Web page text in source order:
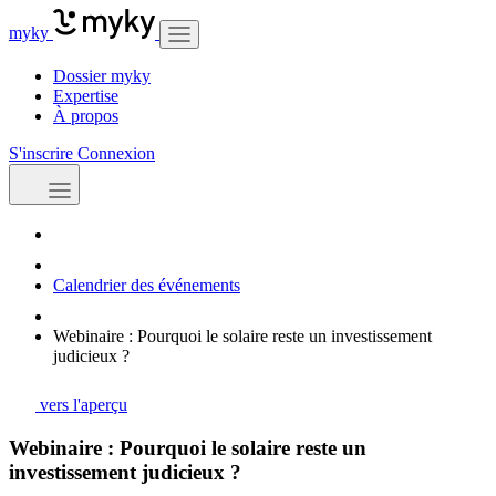
myky
Dossier myky
Expertise
À propos
S'inscrire Connexion
Calendrier des événements
Webinaire : Pourquoi le solaire reste un investissement
judicieux ?
vers l'aperçu
Webinaire : Pourquoi le solaire reste un
investissement judicieux ?